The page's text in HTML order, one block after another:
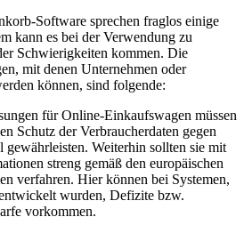
Software sprechen fraglos einige
kann es bei der Verwendung zu
Schwierigkeiten kommen. Die
mit denen Unternehmen oder
können, sind folgende:
für Online-Einkaufswagen müssen
Schutz der Verbraucherdaten gegen
gewährleisten. Weiterhin sollten sie mit
streng gemäß den europäischen
verfahren. Hier können bei Systemen,
wurden, Defizite bzw.
vorkommen.